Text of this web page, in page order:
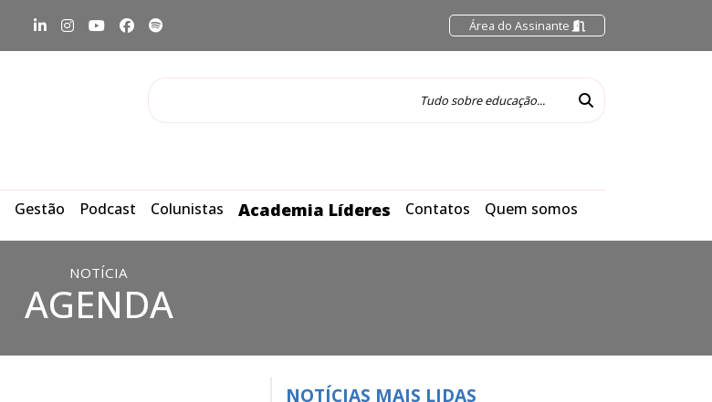
Área do Assinante
Gestão Podcast Colunistas Academia Líderes Contatos Quem somos
NOTÍCIA
AGENDA
NOTÍCIAS MAIS LIDAS